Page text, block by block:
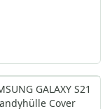
GALAXY S21
Cover